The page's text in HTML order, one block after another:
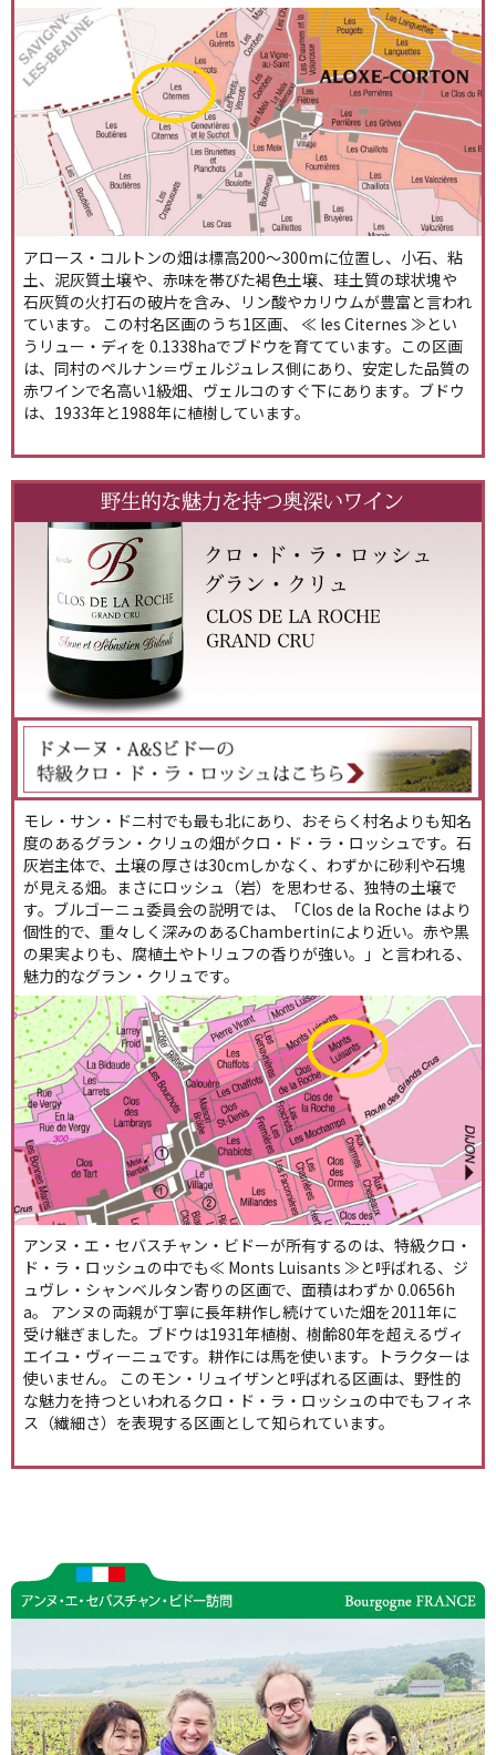
アロース・コルトンの畑は標高200～300mに位置し、小石、粘
土、泥灰質土壌や、赤味を帯びた褐色土壌、珪土質の球状塊や
石灰質の火打石の破片を含み、リン酸やカリウムが豊富と言われ
ています。 この村名区画のうち1区画、 ≪ les Citernes ≫とい
うリュー・ディを 0.1338haでブドウを育てています。この区画
は、同村のペルナン＝ヴェルジュレス側にあり、安定した品質の
赤ワインで名高い1級畑、ヴェルコのすぐ下にあります。ブドウ
は、1933年と1988年に植樹しています。
モレ・サン・ドニ村でも最も北にあり、おそらく村名よりも知名
度のあるグラン・クリュの畑がクロ・ド・ラ・ロッシュです。石
灰岩主体で、土壌の厚さは30cmしかなく、わずかに砂利や石塊
が見える畑。まさにロッシュ（岩）を思わせる、独特の土壌で
す。ブルゴーニュ委員会の説明では、「Clos de la Roche はより
個性的で、重々しく深みのあるChambertinにより近い。赤や黒
の果実よりも、腐植土やトリュフの香りが強い。」と言われる、
魅力的なグラン・クリュです。
アンヌ・エ・セバスチャン・ビドーが所有するのは、特級クロ・
ド・ラ・ロッシュの中でも≪ Monts Luisants ≫と呼ばれる、ジ
ュヴレ・シャンベルタン寄りの区画で、面積はわずか 0.0656h
a。 アンヌの両親が丁寧に長年耕作し続けていた畑を2011年に
受け継ぎました。ブドウは1931年植樹、樹齢80年を超えるヴィ
エイユ・ヴィーニュです。耕作には馬を使います。トラクターは
使いません。 このモン・リュイザンと呼ばれる区画は、野性的
な魅力を持つといわれるクロ・ド・ラ・ロッシュの中でもフィネ
ス（繊細さ）を表現する区画として知られています。